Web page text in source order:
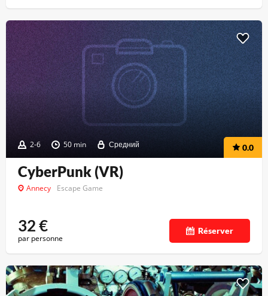
2-6 50 min Средний 0.0
CyberPunk (VR)
Annecy Escape Game
32€
par personne
Réserver